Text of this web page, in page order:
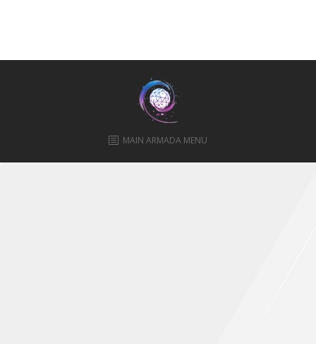
КОНТАКТЫ
MAIN ARMADA MENU